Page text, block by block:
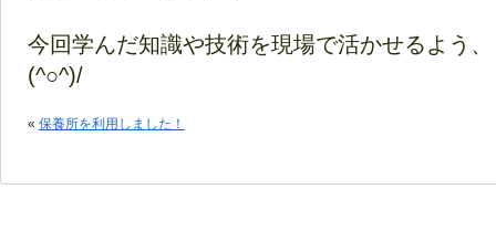
今回学んだ知識や技術を現場で活かせるよう
(^○^)/
« 保養所を利用しました！